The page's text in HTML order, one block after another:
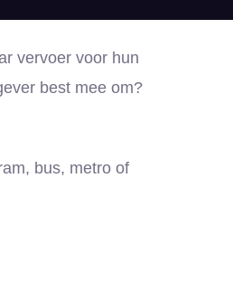
vervoer voor hun
best mee om?
bus, metro of